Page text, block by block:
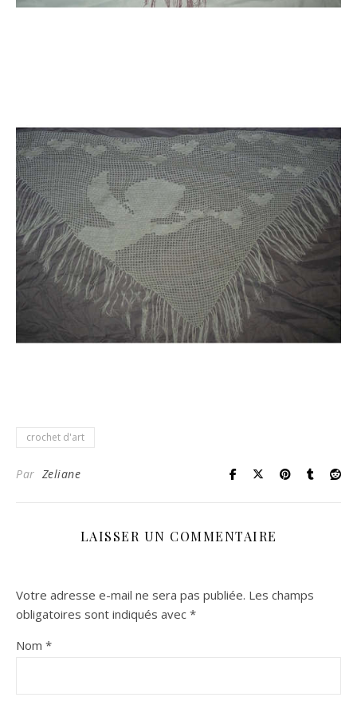
crochet d'art
Par Zeliane
LAISSER UN COMMENTAIRE
Votre adresse e-mail ne sera pas publiée. Les champs
obligatoires sont indiqués avec *
Nom *